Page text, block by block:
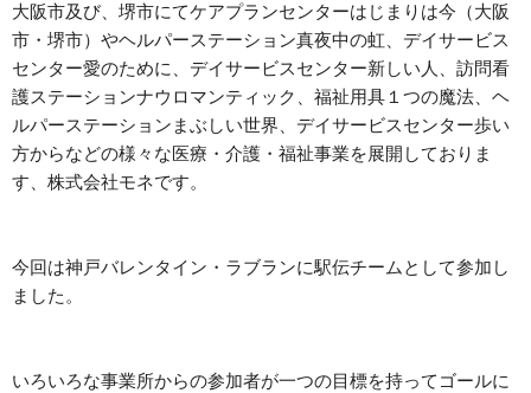
大阪市及び、堺市にてケアプランセンターはじまりは今（大阪
市・堺市）やヘルパーステーション真夜中の虹、デイサービス
センター愛のために、デイサービスセンター新しい人、訪問看
護ステーションナウロマンティック、福祉用具１つの魔法、ヘ
ルパーステーションまぶしい世界、デイサービスセンター歩い
方からなどの様々な医療・介護・福祉事業を展開しておりま
す、株式会社モネです。
今回は神戸バレンタイン・ラブランに駅伝チームとして参加し
ました。
いろいろな事業所からの参加者が一つの目標を持ってゴールに